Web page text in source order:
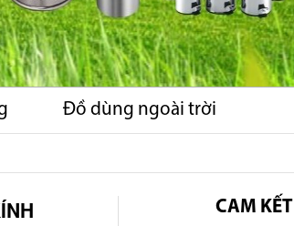
Đồ dùng ngoài trời
CAM KẾT